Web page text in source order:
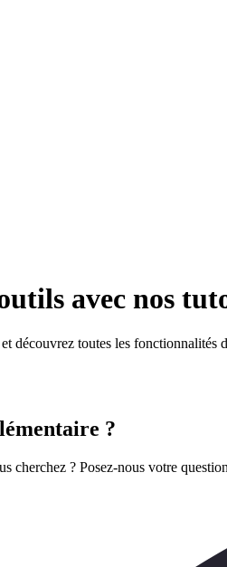
avec nos
découvrez toutes les fonctionnalités
?
cherchez ? Posez-nous votre